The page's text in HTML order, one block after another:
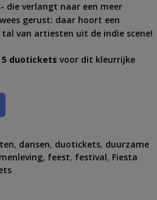
die verlangt naar een meer
gerust: daar hoort een
van artiesten uit de indie scene!
5 duotickets voor dit kleurrijke
, dansen, duotickets, duurzame
, feest, festival, Fiesta